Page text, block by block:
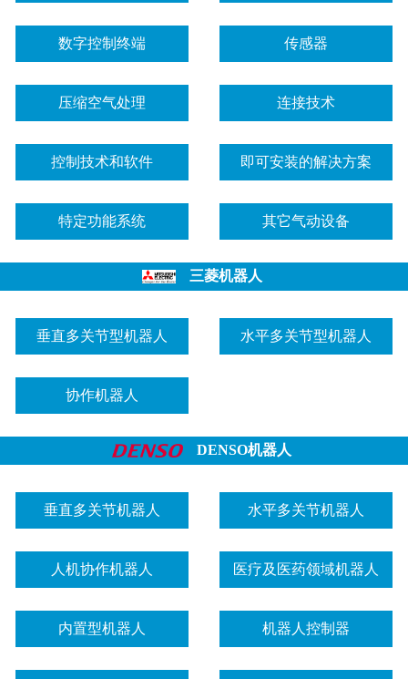
数字控制终端 传感器
压缩空气处理 连接技术
控制技术和软件 即可安装的解决方案
特定功能系统 其它气动设备
三菱机器人
垂直多关节型机器人 水平多关节型机器人
协作机器人
DENSO机器人
垂直多关节机器人 水平多关节机器人
人机协作机器人 医疗及医药领域机器人
内置型机器人 机器人控制器